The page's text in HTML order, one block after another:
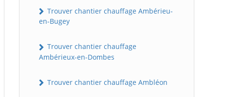
Trouver chantier chauffage Ambérieu-
en-Bugey
Trouver chantier chauffage
Ambérieux-en-Dombes
Trouver chantier chauffage Ambléon